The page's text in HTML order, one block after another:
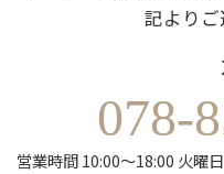
記よりご
078-
営業時間 10:00～18:00 火曜